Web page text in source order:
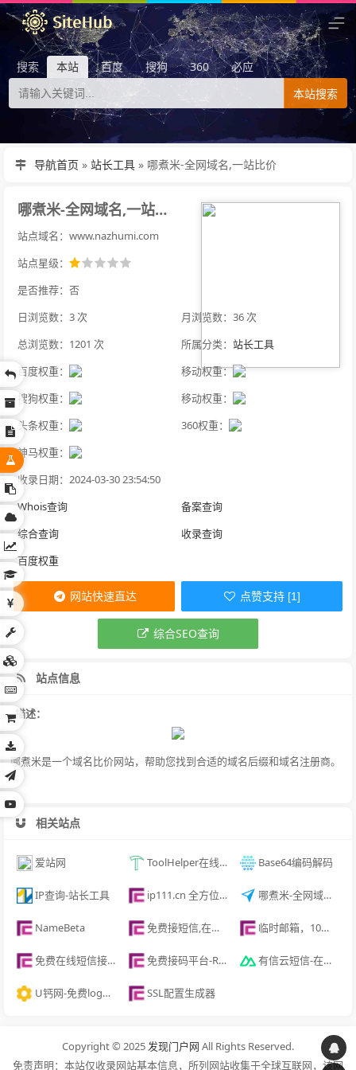
搜索 本站 百度 搜狗 360 必应
本站搜索
导航首页 » 站长工具 » 哪煮米-全网域名,一站比价
哪煮米-全网域名,一站比价
站点域名：www.nazhumi.com
站点星级：
是否推荐：否
日浏览数：3 次
月浏览数：36 次
总浏览数：1201 次
所属分类： 站长工具
百度权重：
移动权重：
搜狗权重：
移动权重：
头条权重：
360权重：
神马权重：
收录日期：2024-03-30 23:54:50
Whois查询
备案查询
综合查询
收录查询
百度权重
网站快速直达 点赞支持 [1]
综合SEO查询
站点信息
描述：
哪煮米是一个域名比价网站，帮助您找到合适的域名后缀和域名注册商。
相关站点
爱站网 ToolHelper在线工具 Base64编码解码
IP查询-站长工具 ip111.cn 全方位查询您的IP地址 哪煮米-全网域名,一站比价
NameBeta 免费接短信,在线接收短信验证码 临时邮箱，10分钟邮箱
免费在线短信接收 免费接码平台-ReceiveSMSOnlineChina 有信云短信-在线短信接收-ReceiveSMS
U钙网-免费logo在线制作 SSL配置生成器
Copyright © 2025 发现门户网 All Rights Reserved.
免责声明：本站仅收录网站基本信息，所列网站收集于全球互联网，该网